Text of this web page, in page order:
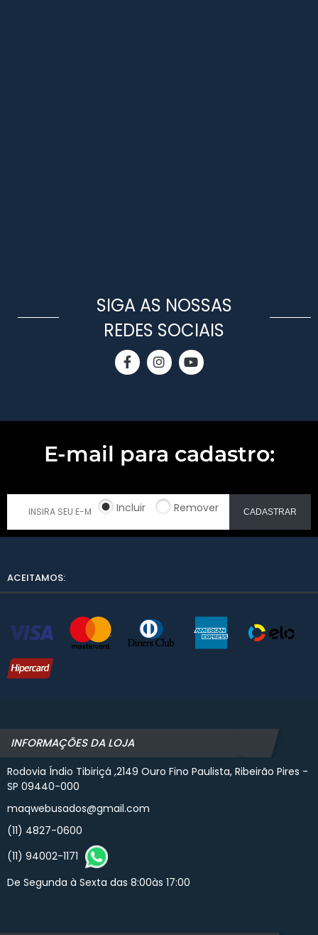
SIGA AS NOSSAS
REDES SOCIAIS
E-mail para cadastro:
Incluir Remover CADASTRAR
ACEITAMOS:
INFORMAÇÕES DA LOJA
Rodovia Índio Tibiriçá ,2149 Ouro Fino Paulista, Ribeirão Pires -
SP 09440-000
maqwebusados@gmail.com
(11) 4827-0600
(11) 94002-1171
De Segunda à Sexta das 8:00às 17:00